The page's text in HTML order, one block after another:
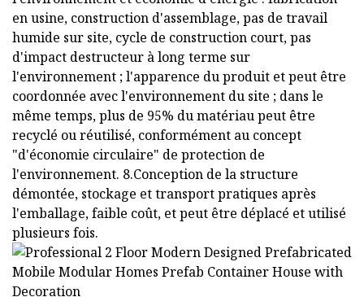
en usine, construction d'assemblage, pas de travail
humide sur site, cycle de construction court, pas
d'impact destructeur à long terme sur
l'environnement ; l'apparence du produit et peut être
coordonnée avec l'environnement du site ; dans le
même temps, plus de 95% du matériau peut être
recyclé ou réutilisé, conformément au concept
"d'économie circulaire" de protection de
l'environnement. 8.Conception de la structure
démontée, stockage et transport pratiques après
l'emballage, faible coût, et peut être déplacé et utilisé
plusieurs fois.